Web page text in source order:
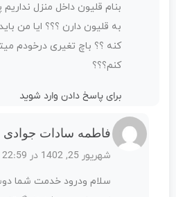
بنام قلیون داخل منزل
به قلیون دارن ؟؟؟ ایا من
کنه ؟؟ باچ تغیری درخودم
کنم؟؟؟
برای پاسخ دادن وارد شوید
فاطمه سادات جوادی
شهریور 25, 1402 در 22:59
سلام ‌ودرود خدمت شما